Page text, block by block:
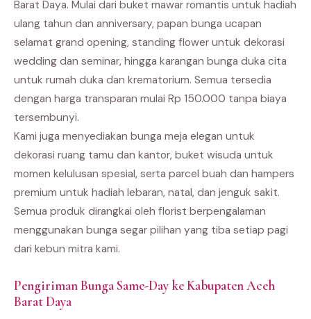
Barat Daya. Mulai dari buket mawar romantis untuk hadiah
ulang tahun dan anniversary, papan bunga ucapan
selamat grand opening, standing flower untuk dekorasi
wedding dan seminar, hingga karangan bunga duka cita
untuk rumah duka dan krematorium. Semua tersedia
dengan harga transparan mulai Rp 150.000 tanpa biaya
tersembunyi.
Kami juga menyediakan bunga meja elegan untuk
dekorasi ruang tamu dan kantor, buket wisuda untuk
momen kelulusan spesial, serta parcel buah dan hampers
premium untuk hadiah lebaran, natal, dan jenguk sakit.
Semua produk dirangkai oleh florist berpengalaman
menggunakan bunga segar pilihan yang tiba setiap pagi
dari kebun mitra kami.
Pengiriman Bunga Same-Day ke Kabupaten Aceh
Barat Daya